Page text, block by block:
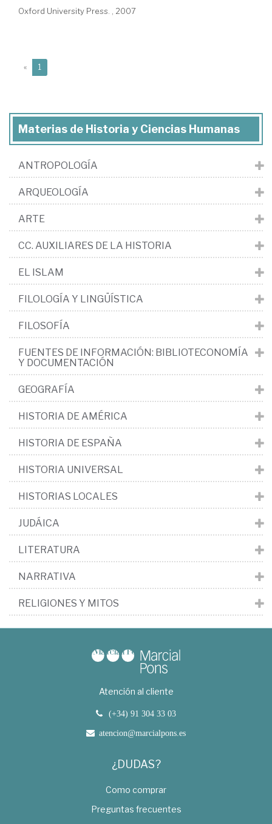
Oxford University Press. , 2007
« 1
Materias de Historia y Ciencias Humanas
ANTROPOLOGÍA
ARQUEOLOGÍA
ARTE
CC. AUXILIARES DE LA HISTORIA
EL ISLAM
FILOLOGÍA Y LINGÜÍSTICA
FILOSOFÍA
FUENTES DE INFORMACIÓN: BIBLIOTECONOMÍA
Y DOCUMENTACIÓN
GEOGRAFÍA
HISTORIA DE AMÉRICA
HISTORIA DE ESPAÑA
HISTORIA UNIVERSAL
HISTORIAS LOCALES
JUDÁICA
LITERATURA
NARRATIVA
RELIGIONES Y MITOS
Atención al cliente
(+34) 91 304 33 03
atencion@marcialpons.es
¿DUDAS?
Como comprar
Preguntas frecuentes